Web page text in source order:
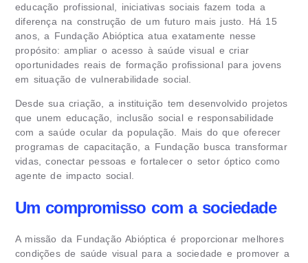
educação profissional, iniciativas sociais fazem toda a
diferença na construção de um futuro mais justo. Há 15
anos, a Fundação Abióptica atua exatamente nesse
propósito: ampliar o acesso à saúde visual e criar
oportunidades reais de formação profissional para jovens
em situação de vulnerabilidade social.
Desde sua criação, a instituição tem desenvolvido projetos
que unem educação, inclusão social e responsabilidade
com a saúde ocular da população. Mais do que oferecer
programas de capacitação, a Fundação busca transformar
vidas, conectar pessoas e fortalecer o setor óptico como
agente de impacto social.
Um compromisso com a sociedade
A missão da Fundação Abióptica é proporcionar melhores
condições de saúde visual para a sociedade e promover a